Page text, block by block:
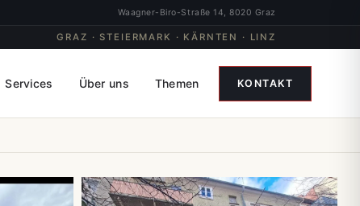
Waagner-Biro-Straße 14, 8020 Graz
GRAZ · STEIERMARK · KÄRNTEN · LINZ
Services Über uns Themen KONTAKT